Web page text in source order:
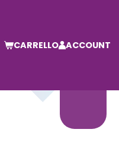
CARRELLO ACCOUNT